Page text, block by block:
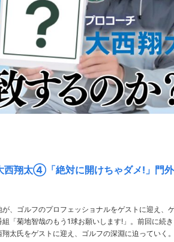
西翔太④「絶対に開けちゃダメ!」門
、ゴルフのプロフェッショナルをゲストに迎え、
「菊地智哉のもう1球お願いします!」。前回に続
氏をゲストに迎え、ゴルフの深淵に迫っていく。 >>前